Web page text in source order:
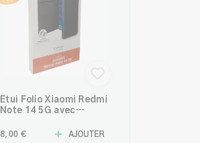
Étui Folio Xiaomi Redmi
Note 14 5G avec
8,00 € AJOUTER